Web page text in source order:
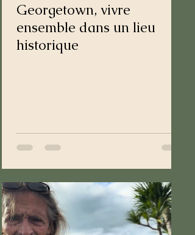
Georgetown, vivre
ensemble dans un lieu
historique